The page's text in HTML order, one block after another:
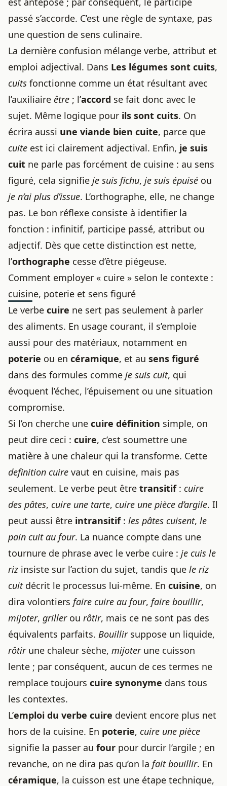
passé s’accorde. C’est une règle de syntaxe, pas
une question de sens culinaire.
La dernière confusion mélange verbe, attribut et
emploi adjectival. Dans Les légumes sont cuits,
cuits fonctionne comme un état résultant avec
l’auxiliaire être ; l’accord se fait donc avec le
sujet. Même logique pour ils sont cuits. On
écrira aussi une viande bien cuite, parce que
cuite est ici clairement adjectival. Enfin, je suis
cuit ne parle pas forcément de cuisine : au sens
figuré, cela signifie je suis fichu, je suis épuisé ou
je n’ai plus d’issue. L’orthographe, elle, ne change
pas. Le bon réflexe consiste à identifier la
fonction : infinitif, participe passé, attribut ou
adjectif. Dès que cette distinction est nette,
l’orthographe cesse d’être piégeuse.
Comment employer « cuire » selon le contexte :
cuisine, poterie et sens figuré
Le verbe cuire ne sert pas seulement à parler
des aliments. En usage courant, il s’emploie
aussi pour des matériaux, notamment en
poterie ou en céramique, et au sens figuré
dans des formules comme je suis cuit, qui
évoquent l’échec, l’épuisement ou une situation
compromise.
Si l’on cherche une cuire définition simple, on
peut dire ceci : cuire, c’est soumettre une
matière à une chaleur qui la transforme. Cette
definition cuire vaut en cuisine, mais pas
seulement. Le verbe peut être transitif: cuire
des pâtes, cuire une tarte, cuire une pièce d’argile. Il
peut aussi être intransitif: les pâtes cuisent, le
pain cuit au four. La nuance compte dans une
tournure de phrase avec le verbe cuire : je cuis le
riz insiste sur l’action du sujet, tandis que le riz
cuitdécrit le processus lui-même. En cuisine, on
dira volontiers faire cuire au four, faire bouillir,
mijoter, grillerou rôtir, mais ce ne sont pas des
équivalents parfaits. Bouillirsuppose un liquide,
rôtirune chaleur sèche, mijoterune cuisson
lente ; par conséquent, aucun de ces termes ne
remplace toujours cuire synonyme dans tous
les contextes.
L’emploi du verbe cuire devient encore plus net
hors de la cuisine. En poterie, cuire une pièce
signifie la passer au four pour durcir l’argile ; en
revanche, on ne dira pas qu’on la fait bouillir. En
céramique, la cuisson est une étape technique,